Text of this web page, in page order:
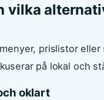
vilka
prislistor
på lokal och
oklart